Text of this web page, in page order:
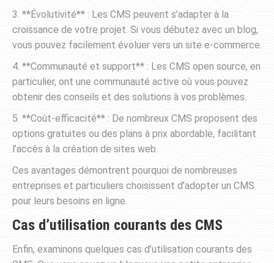
3. **Évolutivité** : Les CMS peuvent s’adapter à la
croissance de votre projet. Si vous débutez avec un blog,
vous pouvez facilement évoluer vers un site e-commerce.
4. **Communauté et support** : Les CMS open source, en
particulier, ont une communauté active où vous pouvez
obtenir des conseils et des solutions à vos problèmes.
5. **Coût-efficacité** : De nombreux CMS proposent des
options gratuites ou des plans à prix abordable, facilitant
l’accès à la création de sites web.
Ces avantages démontrent pourquoi de nombreuses
entreprises et particuliers choisissent d’adopter un CMS
pour leurs besoins en ligne.
Cas d’utilisation courants des CMS
Enfin, examinons quelques cas d’utilisation courants des